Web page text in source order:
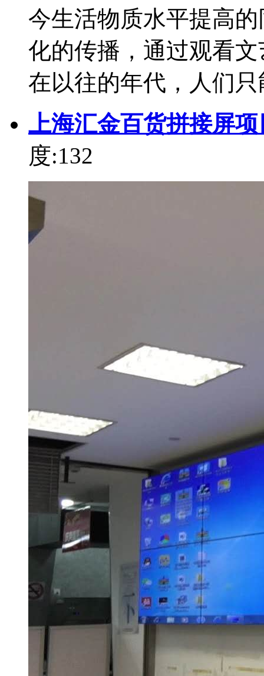
今生活物质水平提高
化的传播，通过观看
在以往的年代，人们
上海汇金百货拼接屏项
度:132